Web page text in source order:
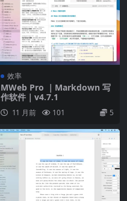
效率
MWeb Pro ｜Markdown 写
作软件｜v4.7.1
11 月前 101 5